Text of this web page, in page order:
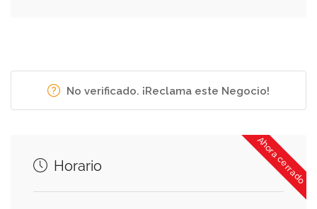
No verificado. ¡Reclama este Negocio!
Ahora cerrado
Horario